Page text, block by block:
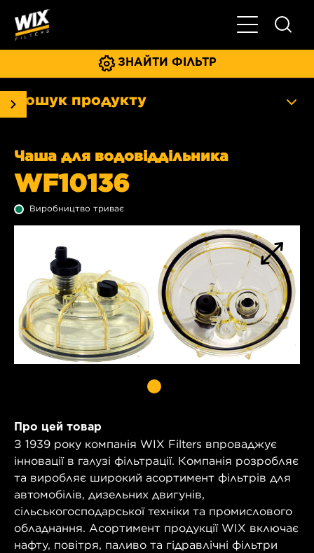
Увімкнути/
ЗНАЙТИ ФІЛЬТР
Пошук продукту
Чаша для водовіддільника
WF10136
Виробництво триває
Про цей товар
З 1939 року компанія WIX Filters впроваджує
інновації в галузі фільтрації. Компанія розробляє
та виробляє широкий асортимент фільтрів для
автомобілів, дизельних двигунів,
сільськогосподарської техніки та промислового
обладнання. Асортимент продукції WIX включає
нафту, повітря, паливо та гідравлічні фільтри